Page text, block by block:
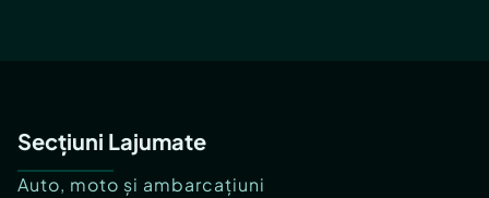
Secțiuni Lajumate
Auto, moto și ambarcațiuni